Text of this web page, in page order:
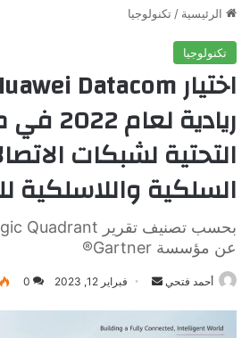
الرئيسية / تكنولوجيا
تكنولوجيا
ريادية
التحتية لشبكات
السلكية
عن مؤسسة Gartner®
أحمد فتحي
أرسل
إلكترونيا
فبراير 12, 2023 0